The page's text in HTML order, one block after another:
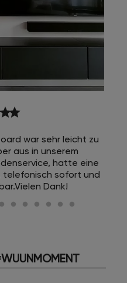
star
war sehr leicht zu
aus in unserem
hatte eine
telefonisch sofort und
Dank!